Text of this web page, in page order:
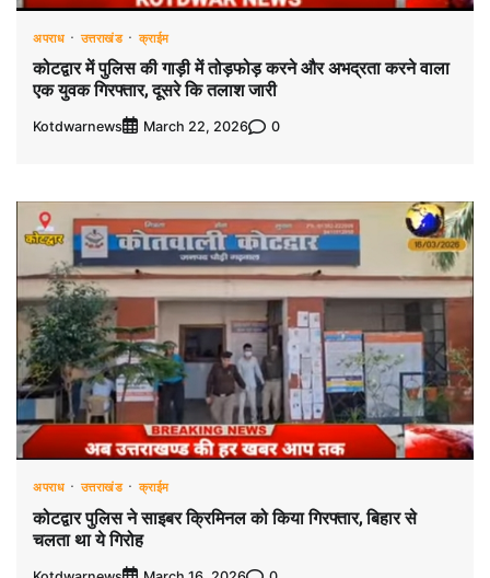
अपराध उत्तराखंड क्राईम
कोटद्वार में पुलिस की गाड़ी में तोड़फोड़ करने और अभद्रता करने वाला
एक युवक गिरफ्तार, दूसरे कि तलाश जारी
Kotdwarnews March 22, 2026 0
अपराध उत्तराखंड क्राईम
कोटद्वार पुलिस ने साइबर क्रिमिनल को किया गिरफ्तार, बिहार से
चलता था ये गिरोह